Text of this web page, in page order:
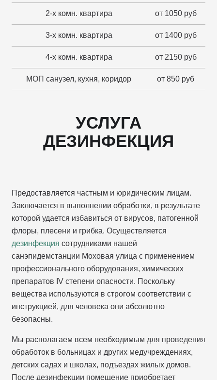
2-х комн. квартира от 1050 руб
3-х комн. квартира от 1400 руб
4-х комн. квартира от 2150 руб
МОП санузел, кухня, коридор от 850 руб
УСЛУГА
ДЕЗИНФЕКЦИЯ
Предоставляется частным и юридическим лицам.
Заключается в выполнении обработки, в результате
которой удается избавиться от вирусов, патогенной
флоры, плесени и грибка. Осуществляется
дезинфекция сотрудниками нашей
санэпидемстанции Моховая улица с применением
профессионального оборудования, химических
препаратов IV степени опасности. Поскольку
вещества используются в строгом соответствии с
инструкцией, для человека они абсолютно
безопасны.
Мы располагаем всем необходимым для проведения
обработок в больницах и других медучреждениях,
детских садах и школах, подъездах жилых домов.
После дезинфекции помещение приобретает